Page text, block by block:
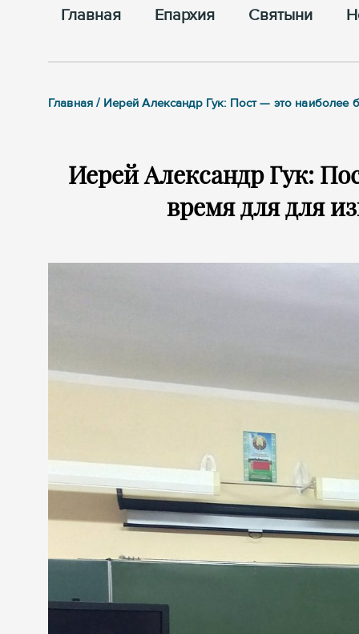
Главная Епархия Cвятыни
Главная / Иерей Александр Гук: Пост — это
Иерей Александр Гук:
время для для